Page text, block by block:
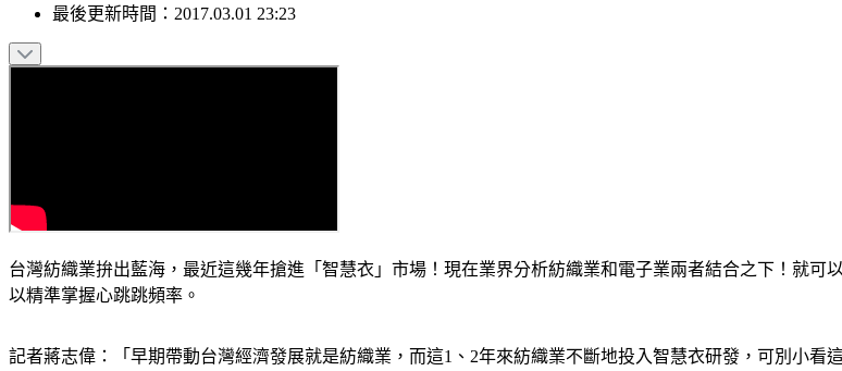
最後更新時間： 2017.03.01 23:23
台灣紡織業拚出藍海，最近這幾年搶進「智慧衣」市場！現在業界分析紡織業和電子業兩者結合之下！就
以精準掌握心跳跳頻率。
記者蔣志偉：「早期帶動台灣經濟發展就是紡織業，而這1、2年來紡織業不斷地投入智慧衣研發，可別小看